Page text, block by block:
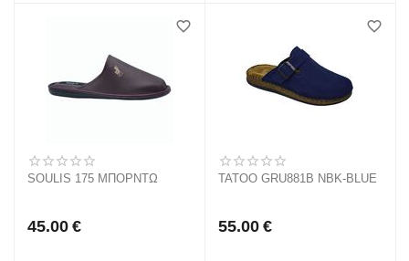
SOULIS 175 ΜΠΟΡΝΤΩ
45.00 €
TATOO GRU881B NBK-BLUE
55.00 €